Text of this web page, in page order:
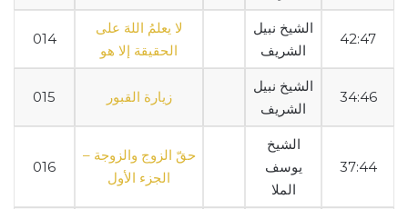
014
لا يعلمُ اللهَ على
الحقيقة إلا هو
الشيخ نبيل
الشريف
42:47
015 زيارة القبور
الشيخ نبيل
الشريف
34:46
016
حقّ الزوج والزوجة –
الجزء الأول
الشيخ
يوسف
الملا
37:44